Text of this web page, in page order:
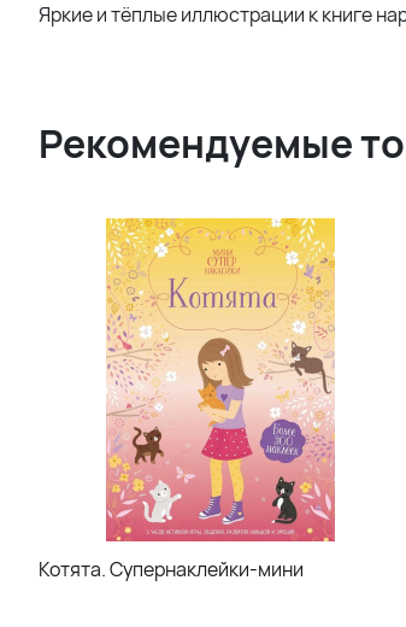
Яркие и тёплые иллюстрации к книге
Рекомендуемые
Котята. Супернаклейки-мини